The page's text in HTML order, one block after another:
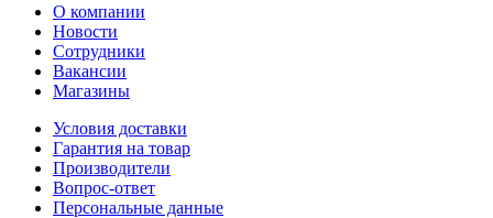
О компании
Новости
Сотрудники
Вакансии
Магазины
Условия доставки
Гарантия на товар
Производители
Вопрос-ответ
Персональные данные